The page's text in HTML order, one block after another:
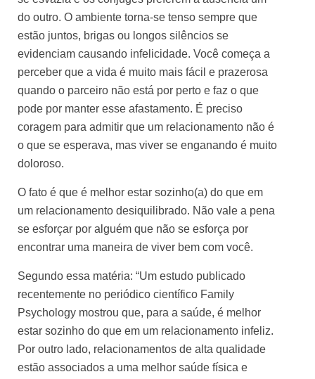
do outro. O ambiente torna-se tenso sempre que
estão juntos, brigas ou longos silêncios se
evidenciam causando infelicidade. Você começa a
perceber que a vida é muito mais fácil e prazerosa
quando o parceiro não está por perto e faz o que
pode por manter esse afastamento. É preciso
coragem para admitir que um relacionamento não é
o que se esperava, mas viver se enganando é muito
doloroso.
O fato é que é melhor estar sozinho(a) do que em
um relacionamento desiquilibrado. Não vale a pena
se esforçar por alguém que não se esforça por
encontrar uma maneira de viver bem com você.
Segundo essa matéria: “Um estudo publicado
recentemente no periódico científico Family
Psychology mostrou que, para a saúde, é melhor
estar sozinho do que em um relacionamento infeliz.
Por outro lado, relacionamentos de alta qualidade
estão associados a uma melhor saúde física e